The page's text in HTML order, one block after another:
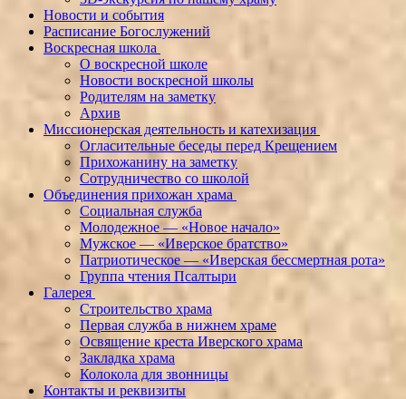
Новости и события
Расписание Богослужений
Воскресная школа
О воскресной школе
Новости воскресной школы
Родителям на заметку
Архив
Миссионерская деятельность и катехизация
Огласительные беседы перед Крещением
Прихожанину на заметку
Сотрудничество со школой
Объединения прихожан храма
Социальная служба
Молодежное — «Новое начало»
Мужское — «Иверское братство»
Патриотическое — «Иверская бессмертная рота»
Группа чтения Псалтыри
Галерея
Строительство храма
Первая служба в нижнем храме
Освящение креста Иверского храма
Закладка храма
Колокола для звонницы
Контакты и реквизиты